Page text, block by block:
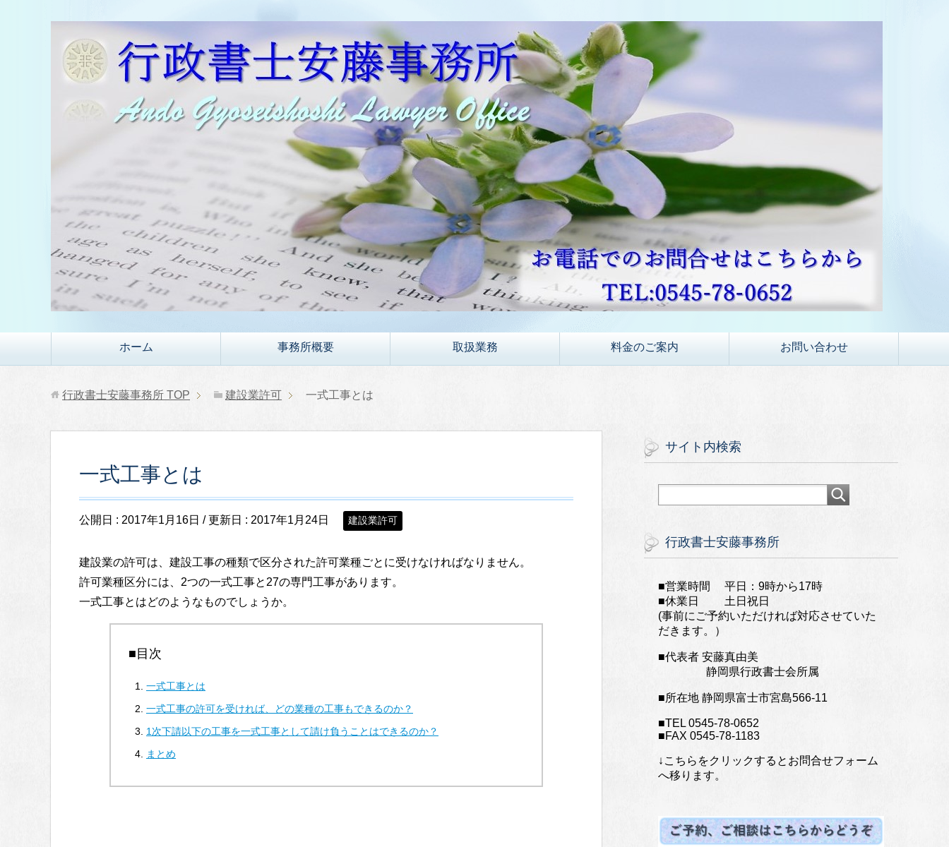
ホーム 事務所概要 取扱業務 料金のご案内 お問い合わせ
行政書士安藤事務所 TOP 建設業許可 一式工事とは
一式工事とは
公開日 : 2017年1月16日 / 更新日 : 2017年1月24日 建設業許可
建設業の許可は、建設工事の種類で区分された許可業種ごとに受けなければなりません。
許可業種区分には、2つの一式工事と27の専門工事があります。
一式工事とはどのようなものでしょうか。
■目次
一式工事とは
一式工事の許可を受ければ、どの業種の工事もできるのか？
1次下請以下の工事を一式工事として請け負うことはできるのか？
まとめ
サイト内検索
行政書士安藤事務所
■営業時間 平日：9時から17時
■休業日 土日祝日
(事前にご予約いただければ対応させていた
だきます。）
■代表者 安藤真由美
静岡県行政書士会所属
■所在地 静岡県富士市宮島566-11
■TEL 0545-78-0652
■FAX 0545-78-1183
↓こちらをクリックするとお問合せフォーム
へ移ります。